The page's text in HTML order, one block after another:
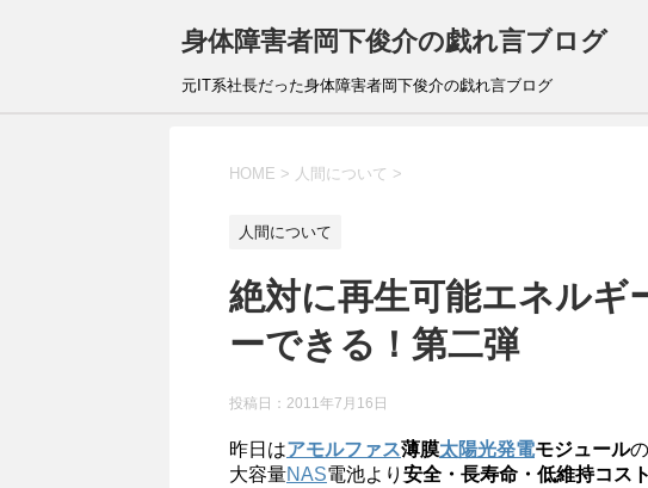
身体障害者岡下俊介の戯れ言ブログ
元IT系社長だった身体障害者岡下俊介の戯れ言ブログ
HOME > 人間について >
人間について
絶対に再生可能エネルギ
ーできる！第二弾
投稿日： 2011年7月16日
昨日はアモルファス薄膜太陽光発電モジュール
大容量NAS電池より 安全・長寿命・低維持コス